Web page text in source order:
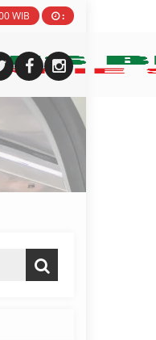
WIB :